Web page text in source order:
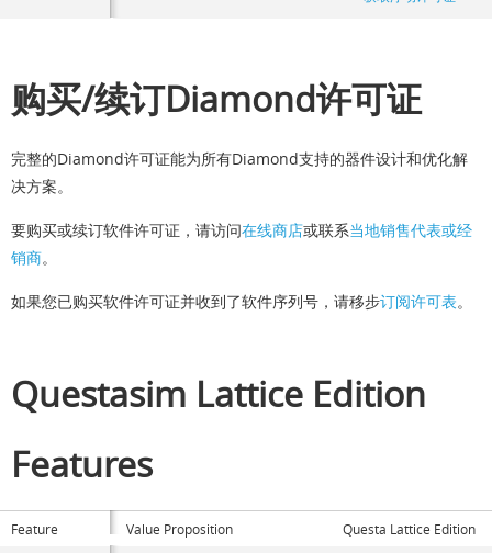
购买/续订Diamond许可证
完整的Diamond许可证能为所有Diamond支持的器件设计和优化解
决方案。
要购买或续订软件许可证，请访问在线商店或联系当地销售代表或经
销商。
如果您已购买软件许可证并收到了软件序列号，请移步订阅许可表。
Questasim Lattice Edition
Features
Feature Value Proposition
Questa Lattice Edition